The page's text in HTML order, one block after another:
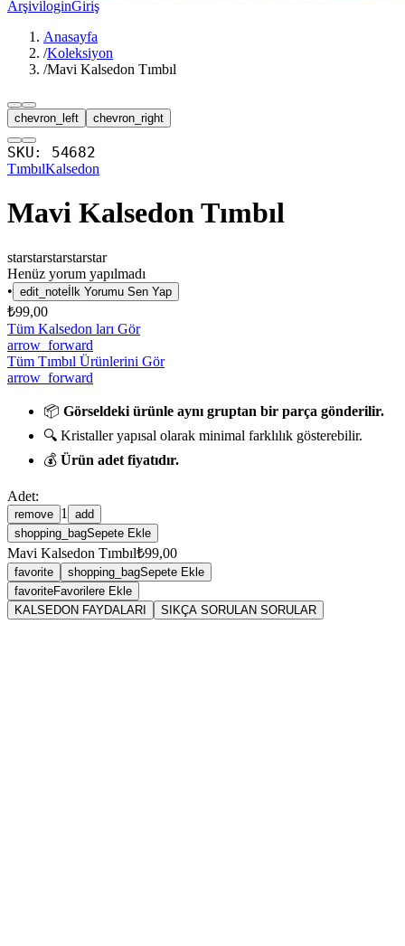
ArşiviloginGiriş
Anasayfa
/Koleksiyon
/Mavi Kalsedon Tımbıl
chevron_left chevron_right
SKU: 54682
TımbılKalsedon
Mavi Kalsedon Tımbıl
starstarstarstarstar
Henüz yorum yapılmadı
• edit_note İlk Yorumu Sen Yap
₺99,00
Tüm Kalsedon ları Gör
arrow_forward
Tüm Tımbıl Ürünlerini Gör
arrow_forward
📦 Görseldeki ürünle aynı gruptan bir parça gönderilir.
🔍 Kristaller yapısal olarak minimal farklılık gösterebilir.
💰 Ürün adet fiyatıdır.
Adet:
remove 1
add
shopping_bagSepete Ekle
Mavi Kalsedon Tımbıl₺99,00
favorite shopping_bagSepete Ekle
favoriteFavorilere Ekle
KALSEDON FAYDALARI
SIKÇA SORULAN SORULAR